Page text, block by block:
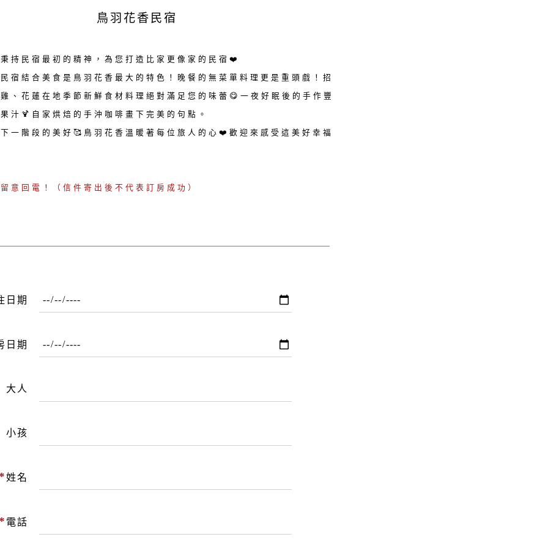
鳥羽花香民宿
持民宿最初的精神，為您打造比家更像家的民宿❤️
宿結合美食是鳥羽花香最大的特色！晚餐的無菜單料理更是重頭戲！招
、花蓮在地季節新鮮食材料理絕對滿足您的味蕾😋一夜好眠後的手作豐
汁🍹自家烘焙的手沖咖啡畫下完美的句點。
一階段的美好🥰鳥羽花香溫暖著每位旅人的心❤️歡迎來感受這美好幸福
意回電！（信件寄出後不代表訂房成功）
日期
日期
大人
小孩
*姓名
* 電話